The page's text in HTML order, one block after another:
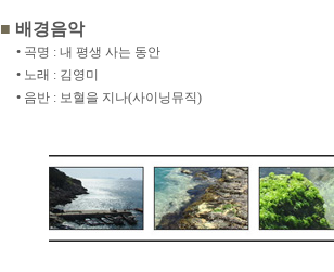
■ 배경음악
• 곡명 : 내 평생 사는 동안
• 노래 : 김영미
• 음반 : 보혈을 지나(사이닝뮤직)